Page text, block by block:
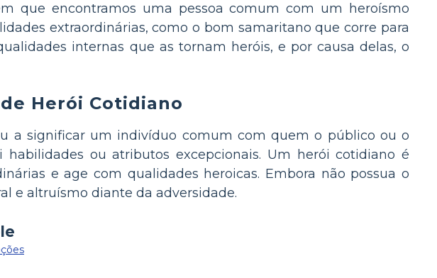
que encontramos uma pessoa comum com um heroísmo
extraordinárias, como o bom samaritano que corre para
internas que as tornam heróis, e por causa delas, o
Herói Cotidiano
a significar um indivíduo comum com quem o público ou o
ou atributos excepcionais. Um herói cotidiano é
e age com qualidades heroicas. Embora não possua o
e altruísmo diante da adversidade.